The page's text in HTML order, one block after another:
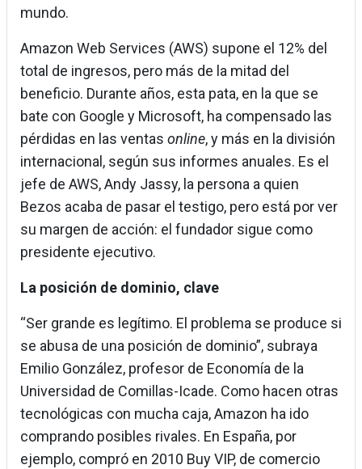
mundo.
Amazon Web Services (AWS) supone el 12% del
total de ingresos, pero más de la mitad del
beneficio. Durante años, esta pata, en la que se
bate con Google y Microsoft, ha compensado las
pérdidas en las ventas online, y más en la división
internacional, según sus informes anuales. Es el
jefe de AWS, Andy Jassy, la persona a quien
Bezos acaba de pasar el testigo, pero está por ver
su margen de acción: el fundador sigue como
presidente ejecutivo.
La posición de dominio, clave
“Ser grande es legítimo. El problema se produce si
se abusa de una posición de dominio”, subraya
Emilio González, profesor de Economía de la
Universidad de Comillas-Icade. Como hacen otras
tecnológicas con mucha caja, Amazon ha ido
comprando posibles rivales. En España, por
ejemplo, compró en 2010 Buy VIP, de comercio